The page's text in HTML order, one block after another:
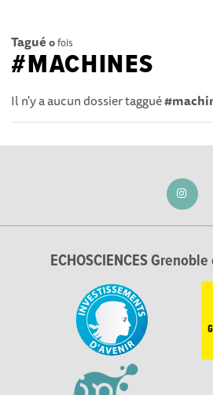
Tagué 0fois
#MACHINES
Il n'y a aucun dossier taggué
ECHOSCIENCES